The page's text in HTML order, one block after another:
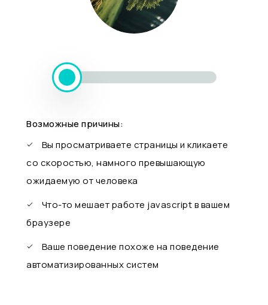
Возможные причины:
Вы просматриваете страницы и кликаете
со скоростью, намного превышающую
ожидаемую от человека
Что-то мешает работе javascript в вашем
браузере
Ваше поведение похоже на поведение
автоматизированных систем